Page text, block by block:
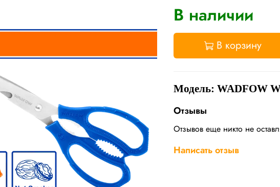
В наличии
В корзину
Модель: WADFOW
Отзывы
Отзывов еще никто не
Написать отзыв